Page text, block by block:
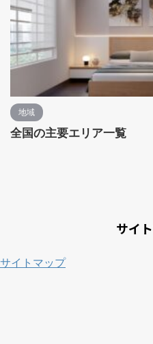
地域
全国の主要エリア一覧
サイ
サイトマップ